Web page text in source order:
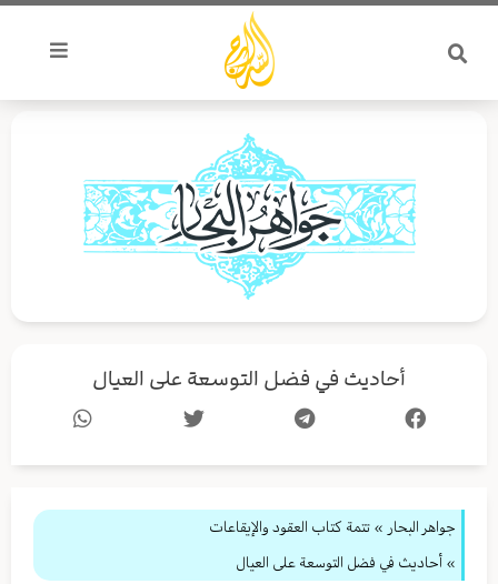
تخطي
المحتوى
أحاديث في فضل التوسعة على العيال
جواهر البحار » تتمة كتاب العقود والإيقاعات
» أحاديث في فضل التوسعة على العيال